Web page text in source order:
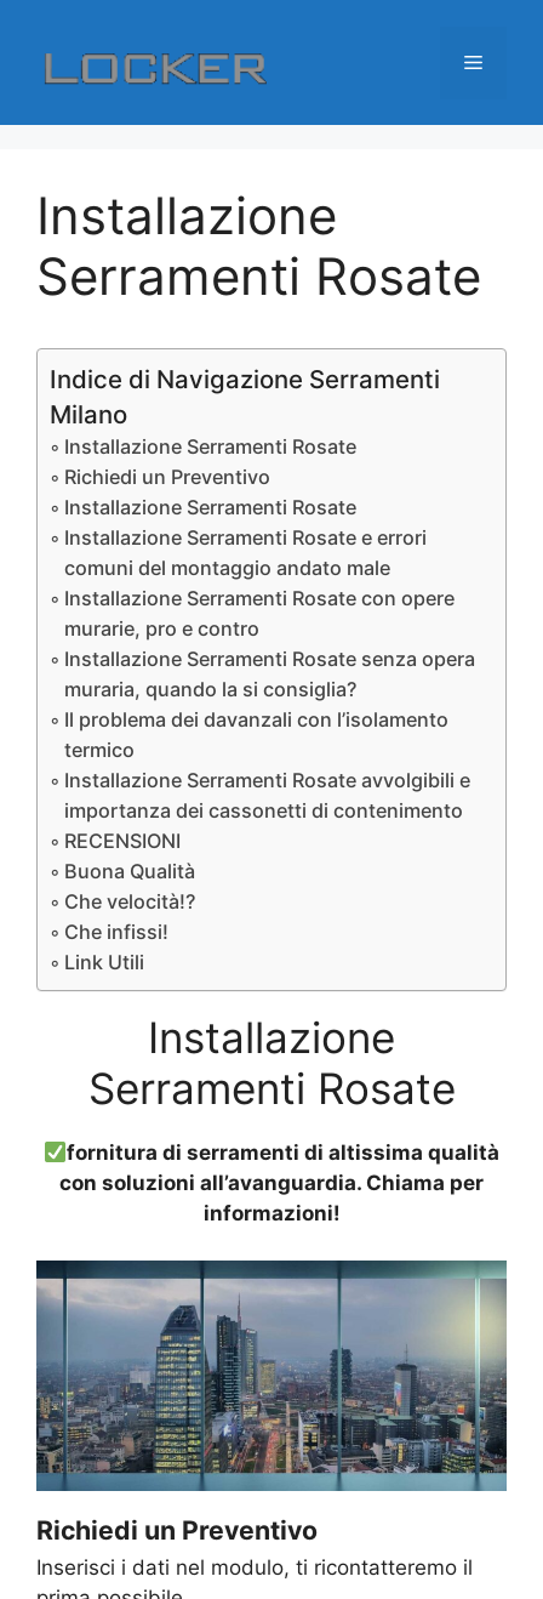
contenuto
Menu
Installazione
Serramenti Rosate
Indice di Navigazione Serramenti
Milano
Installazione Serramenti Rosate
Richiedi un Preventivo
Installazione Serramenti Rosate
Installazione Serramenti Rosate e errori
comuni del montaggio andato male
Installazione Serramenti Rosate con opere
murarie, pro e contro
Installazione Serramenti Rosate senza opera
muraria, quando la si consiglia?
Il problema dei davanzali con l’isolamento
termico
Installazione Serramenti Rosate avvolgibili e
importanza dei cassonetti di contenimento
RECENSIONI
Buona Qualità
Che velocità!?
Che infissi!
Link Utili
Installazione
Serramenti Rosate
fornitura di serramenti di altissima qualità
con soluzioni all’avanguardia. Chiama per
informazioni!
Richiedi un Preventivo
Inserisci i dati nel modulo, ti ricontatteremo il